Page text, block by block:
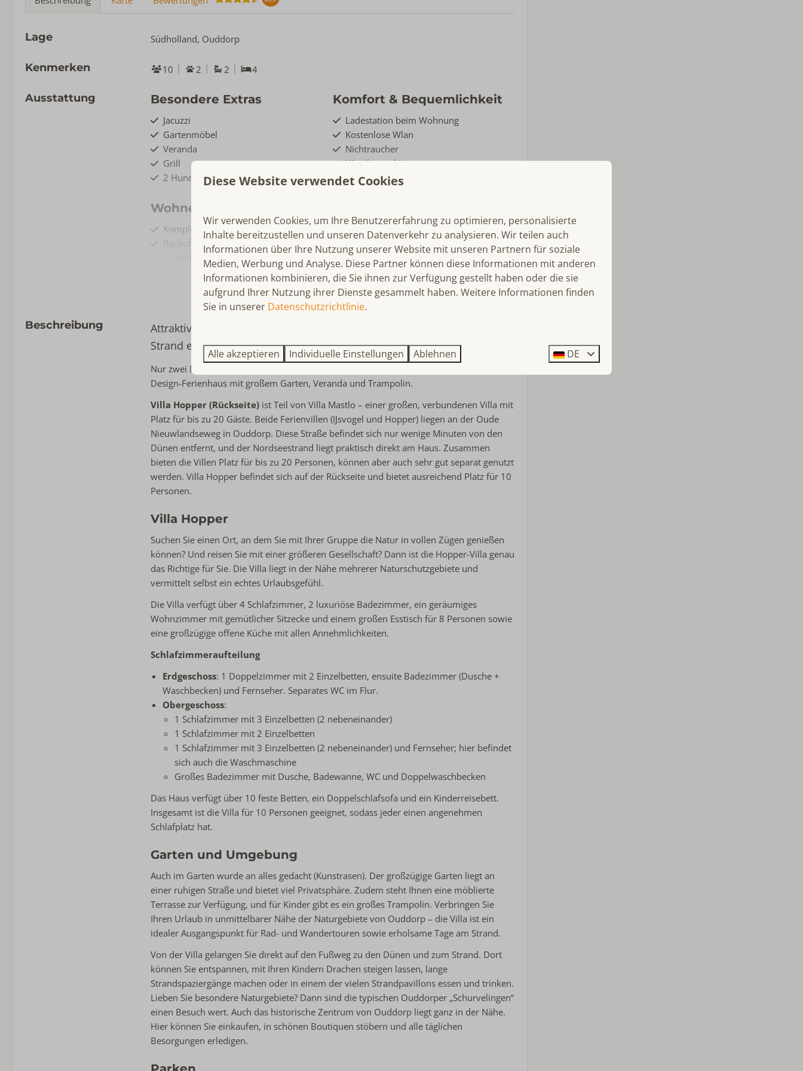
Lage Südholland, Ouddorp
Kenmerken 10 2 2 4
Ausstattung Besondere Extras
Jacuzzi
Gartenmöbel
Veranda
Grill
2 Hunde willkommen
Komfort & Bequemlichkeit
Ladestation beim Wohnung
Kostenlose Wlan
Nichtraucher
Waschmaschine
Wohnen & Kochen
Komplette Küche
Backofen
Bügeleisen
Bügelbrett
Spülmaschine
Kühlschrank mit Gefrier
Kaffeemaschinenfilter
Wasserkocher
Toaster
Handtücher inklusive
Badezimmer im Erdgeschoss
Badewanne
Begehbare Dusche
Doppelwaschbecken
Schlafzimmer
Einzelbett: 10
Bettwäsche inklusive
Schlafzimmer im Erdgeschoss
Fernseher im Schlafzimmer
Kinderfreundlich
kinderfreundlich
Kinder(reise)bett
Kinderhochstuhl
Spielgerät im Garten
Lage Unterkunft
Freistehende Unterkunft im Ferienpark
Noordzeepark
Wellnessoptionen
Zeig mehr ↓
Beschreibung
Attraktive Villa mit hochwertiger Ausstattung ein paar Minuten vom
Strand entfernt mit Garten, Jacuzzi und Trampoline (Hunde erlaubt)
Nur zwei Minuten vom Strand entfernt finden Sie dieses wunderschöne, luxuriöse
Design-Ferienhaus mit großem Garten, Veranda und Trampolin.
Villa Hopper (Rückseite) ist Teil von Villa Mastlo – einer großen, verbundenen Villa mit
Platz für bis zu 20 Gäste. Beide Ferienvillen (IJsvogel und Hopper) liegen an der Oude
Nieuwlandseweg in Ouddorp. Diese Straße befindet sich nur wenige Minuten von den
Dünen entfernt, und der Nordseestrand liegt praktisch direkt am Haus. Zusammen
bieten die Villen Platz für bis zu 20 Personen, können aber auch sehr gut separat genutzt
werden. Villa Hopper befindet sich auf der Rückseite und bietet ausreichend Platz für 10
Personen.
Villa Hopper
Suchen Sie einen Ort, an dem Sie mit Ihrer Gruppe die Natur in vollen Zügen genießen
können? Und reisen Sie mit einer größeren Gesellschaft? Dann ist die Hopper-Villa genau
das Richtige für Sie. Die Villa liegt in der Nähe mehrerer Naturschutzgebiete und
vermittelt selbst ein echtes Urlaubsgefühl.
Die Villa verfügt über 4 Schlafzimmer, 2 luxuriöse Badezimmer, ein geräumiges
Wohnzimmer mit gemütlicher Sitzecke und einem großen Esstisch für 8 Personen sowie
eine großzügige offene Küche mit allen Annehmlichkeiten.
Schlafzimmeraufteilung
Erdgeschoss: 1 Doppelzimmer mit 2 Einzelbetten, ensuite Badezimmer (Dusche +
Waschbecken) und Fernseher. Separates WC im Flur.
Obergeschoss:
1 Schlafzimmer mit 3 Einzelbetten (2 nebeneinander)
1 Schlafzimmer mit 2 Einzelbetten
1 Schlafzimmer mit 3 Einzelbetten (2 nebeneinander) und Fernseher; hier befindet
sich auch die Waschmaschine
Großes Badezimmer mit Dusche, Badewanne, WC und Doppelwaschbecken
Das Haus verfügt über 10 feste Betten, ein Doppelschlafsofa und ein Kinderreisebett.
Insgesamt ist die Villa für 10 Personen geeignet, sodass jeder einen angenehmen
Schlafplatz hat.
Garten und Umgebung
Auch im Garten wurde an alles gedacht (Kunstrasen). Der großzügige Garten liegt an
einer ruhigen Straße und bietet viel Privatsphäre. Zudem steht Ihnen eine möblierte
Terrasse zur Verfügung, und für Kinder gibt es ein großes Trampolin. Verbringen Sie
Ihren Urlaub in unmittelbarer Nähe der Naturgebiete von Ouddorp – die Villa ist ein
idealer Ausgangspunkt für Rad- und Wandertouren sowie erholsame Tage am Strand.
Von der Villa gelangen Sie direkt auf den Fußweg zu den Dünen und zum Strand. Dort
können Sie entspannen, mit Ihren Kindern Drachen steigen lassen, lange
Strandspaziergänge machen oder in einem der vielen Strandpavillons essen und trinken.
Lieben Sie besondere Naturgebiete? Dann sind die typischen Ouddorper „Schurvelingen“
einen Besuch wert. Auch das historische Zentrum von Ouddorp liegt ganz in der Nähe.
Hier können Sie einkaufen, in schönen Boutiquen stöbern und alle täglichen
Besorgungen erledigen.
Diese Website verwendet Cookies
Wir verwenden Cookies, um Ihre Benutzererfahrung zu optimieren, personalisierte
Inhalte bereitzustellen und unseren Datenverkehr zu analysieren. Wir teilen auch
Informationen über Ihre Nutzung unserer Website mit unseren Partnern für soziale
Medien, Werbung und Analyse. Diese Partner können diese Informationen mit anderen
Informationen kombinieren, die Sie ihnen zur Verfügung gestellt haben oder die sie
aufgrund Ihrer Nutzung ihrer Dienste gesammelt haben. Weitere Informationen finden
Sie in unserer Datenschutzrichtlinie.
Alle akzeptieren Individuelle Einstellungen Ablehnen DE